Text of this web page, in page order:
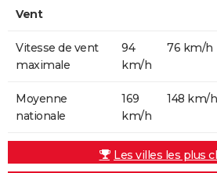
Vent
Vitesse de vent
maximale
94
km/h
76 km/h
Moyenne
nationale
169
km/h
148 km/h
Les villes les plus